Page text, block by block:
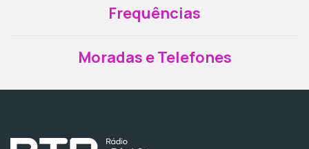
Frequências
Moradas e Telefones